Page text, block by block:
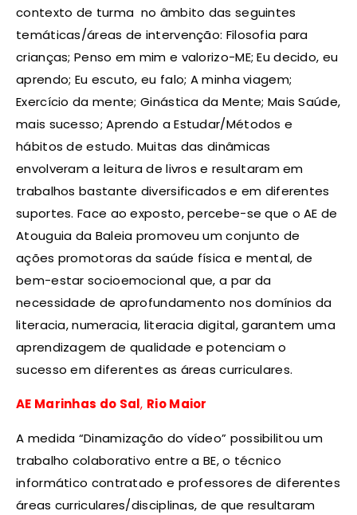
contexto de turma no âmbito das seguintes
temáticas/áreas de intervenção: Filosofia para
crianças; Penso em mim e valorizo-ME; Eu decido, eu
aprendo; Eu escuto, eu falo; A minha viagem;
Exercício da mente; Ginástica da Mente; Mais Saúde,
mais sucesso; Aprendo a Estudar/Métodos e
hábitos de estudo. Muitas das dinâmicas
envolveram a leitura de livros e resultaram em
trabalhos bastante diversificados e em diferentes
suportes. Face ao exposto, percebe-se que o AE de
Atouguia da Baleia promoveu um conjunto de
ações promotoras da saúde física e mental, de
bem-estar socioemocional que, a par da
necessidade de aprofundamento nos domínios da
literacia, numeracia, literacia digital, garantem uma
aprendizagem de qualidade e potenciam o
sucesso em diferentes as áreas curriculares.
AE Marinhas do Sal, Rio Maior
A medida “Dinamização do vídeo” possibilitou um
trabalho colaborativo entre a BE, o técnico
informático contratado e professores de diferentes
áreas curriculares/disciplinas, de que resultaram